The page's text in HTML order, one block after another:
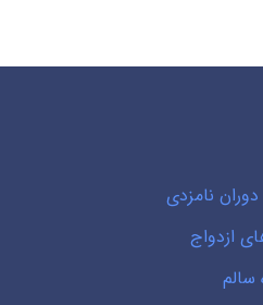
نامزدی
ازدواج
سالم